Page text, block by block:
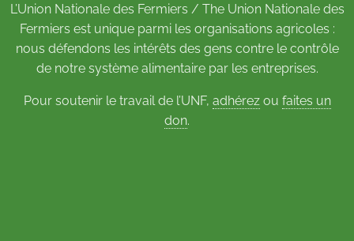
L’Union Nationale des Fermiers / The Union Nationale des
Fermiers est unique parmi les organisations agricoles :
nous défendons les intérêts des gens contre le contrôle
de notre système alimentaire par les entreprises.
Pour soutenir le travail de l’UNF, adhérezou faites un
don.